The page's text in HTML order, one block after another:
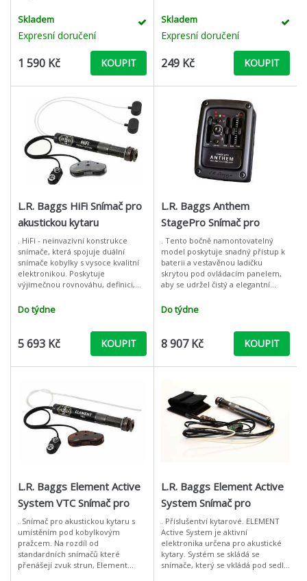
rezonanci tělaIntegrovanÉ volume
CR2032 baterieDob
Skladem
Expresní doručení
1 590 Kč KOUPIT
opatřen samolepící fólií
Skladem
Expresní doručení
249 Kč KOUPIT
L.R. Baggs HiFi Snímač pro
akustickou kytaru
. HiFi - neinvazivní konstrukce
snímače, která spojuje duální
snímače kobylky s vysoce kvalitní
elektronikou. Poskytuje
výjimečnou rovnováhu, definici,
vazbě. Díky zjednodušené instalaci
Do týdne
5 693 Kč KOUPIT
L.R. Baggs Anthem
StagePro Snímač pro
akustickou kytaru
. Tento bočně namontovatelný
model poskytuje snadný přístup k
baterii a vestavěnou ladičku
skrytou pod ovládacím panelem,
aby se udržel čistý a elegantní
dodáván se snímačem TRU*MIC a
Element.
Do týdne
8 907 Kč KOUPIT
L.R. Baggs Element Active
System VTC Snímač pro
akustickou kytaru
. Snímač pro akustickou kytaru s
umístěním pod kobylkovým
pražcem. Na rozdíl od
standardních snímačů které
přenášejí zvuk strun, Element
L.R. Baggs Element Active
System Snímač pro
akustickou kytaru
. Příslušentví kytarové. ELEMENT
Active System je aktivní
elektronika určena pro akustické
kytary. Systém se skládá se
snímače, který se vkládá pod sedlo